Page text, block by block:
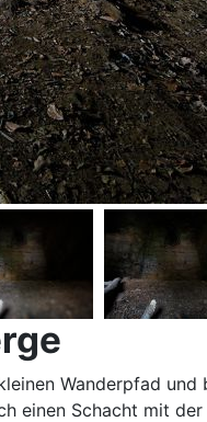
Wanderpfad
einen Schacht mit